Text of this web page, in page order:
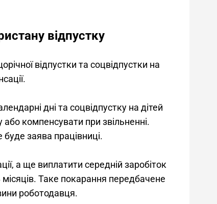
відпустку
відпустки та соцвідпустки на
дні та соцвідпустку на дітей
або компенсувати при звільненні.
заява працівниці.
а ще виплатити середній заробіток
Таке покарання передбачене
роботодавця.